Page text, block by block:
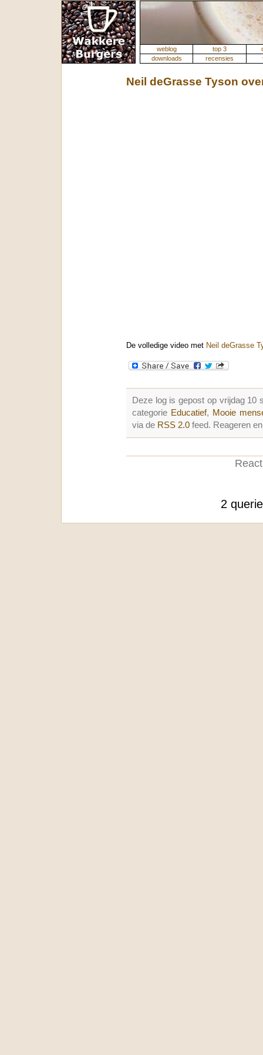
weblog top 3
downloads
recensies
Neil deGrasse Tyson
De volledige video met Neil deGrasse
Deze log is gepost op vrijdag 10
categorie Educatief, Mooie
via de RSS 2.0 feed. Reageren
2